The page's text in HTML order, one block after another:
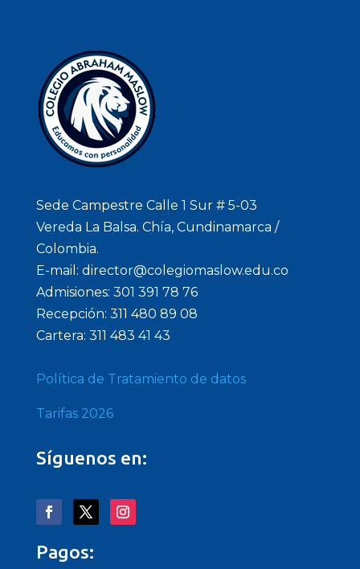
Sede Campestre Calle 1 Sur # 5-03
Vereda La Balsa. Chía, Cundinamarca /
Colombia.
E-mail: director@colegiomaslow.edu.co
Admisiones: 301 391 78 76
Recepción: 311 480 89 08
Cartera: 311 483 41 43
Política de Tratamiento de datos
Tarifas 2026
Síguenos en:
Pagos: